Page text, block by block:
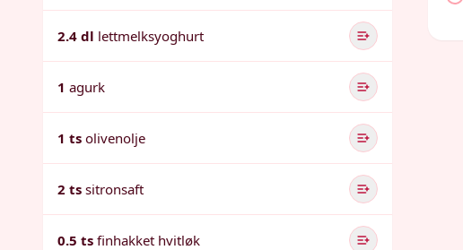
2.4 dl lettmelksyoghurt
1 agurk
1 ts olivenolje
2 ts sitronsaft
0.5 ts finhakket hvitløk